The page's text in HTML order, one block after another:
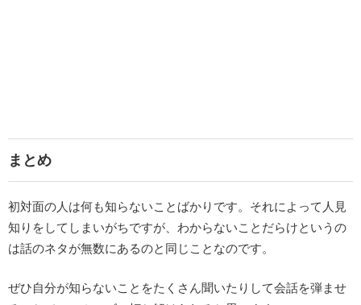
まとめ
初対面の人は何も知らないことばかりです。それによって人見
知りをしてしまいがちですが、わからないことだらけというの
は話のネタが無数にあるのと同じことなのです。
ぜひ自分が知らないことをたくさん聞いたりして会話を弾ませ